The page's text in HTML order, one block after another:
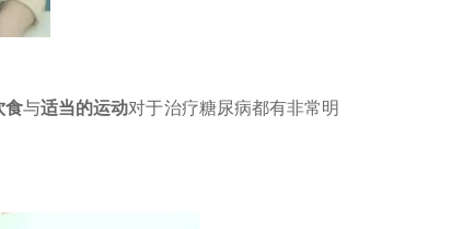
食与适当的运动对于治疗糖尿病都有非常明